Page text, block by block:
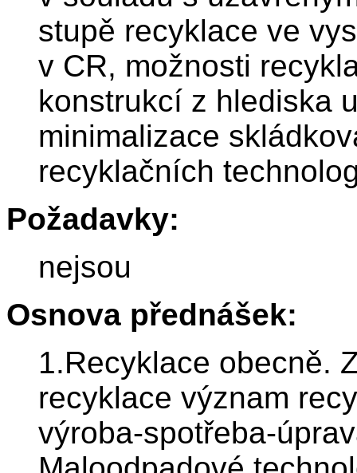
stupě recyklace ve
v CR, možnosti
konstrukcí z hlediska
minimalizace
recyklačních
Požadavky:
nejsou
Osnova přednášek:
1.Recyklace obecně.
recyklace význam
výroba-spotřeba-